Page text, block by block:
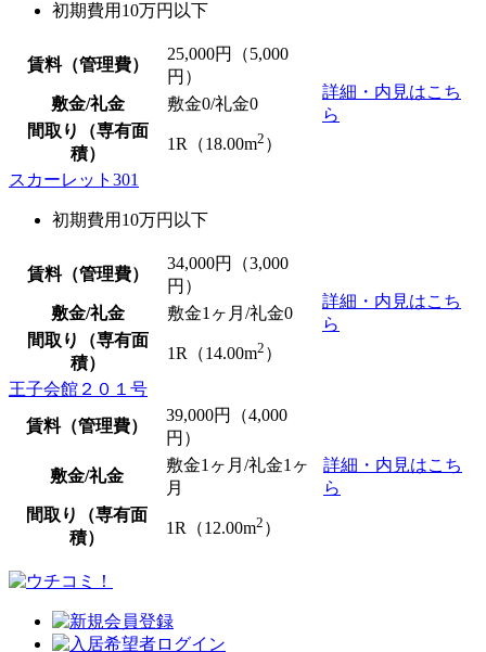
初期費用10万円以下
賃料（管理費）
25,000円（5,000
円）
詳細・内見はこち
ら
敷金/礼金 敷金0/礼金0
間取り（専有面
積）
1R（18.00m2 ）
スカーレット301
初期費用10万円以下
賃料（管理費）
34,000円（3,000
円）
詳細・内見はこち
ら
敷金/礼金 敷金1ヶ月/礼金0
間取り（専有面
積）
1R（14.00m2 ）
王子会館２０１号
賃料（管理費）
39,000円（4,000
円）
詳細・内見はこち
ら
敷金/礼金
敷金1ヶ月/礼金1ヶ
月
間取り（専有面
積）
1R（12.00m2 ）